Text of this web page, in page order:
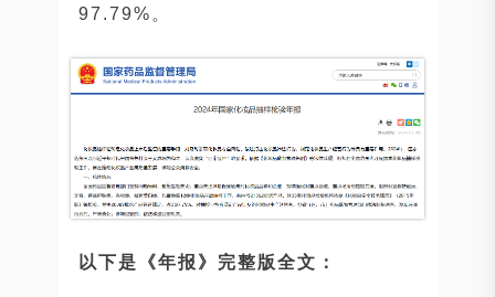
97.79%。
以下是《年报》完整版全文：